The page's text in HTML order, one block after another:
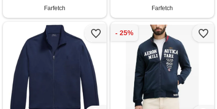
Farfetch
Farfetch